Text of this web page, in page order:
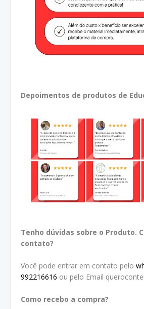
Depoimentos de produtos de
Tenho dúvidas sobre o Produto.
contato?
Você pode entrar em contato pelo
992216616 ou pelo Email
Como recebo a compra?